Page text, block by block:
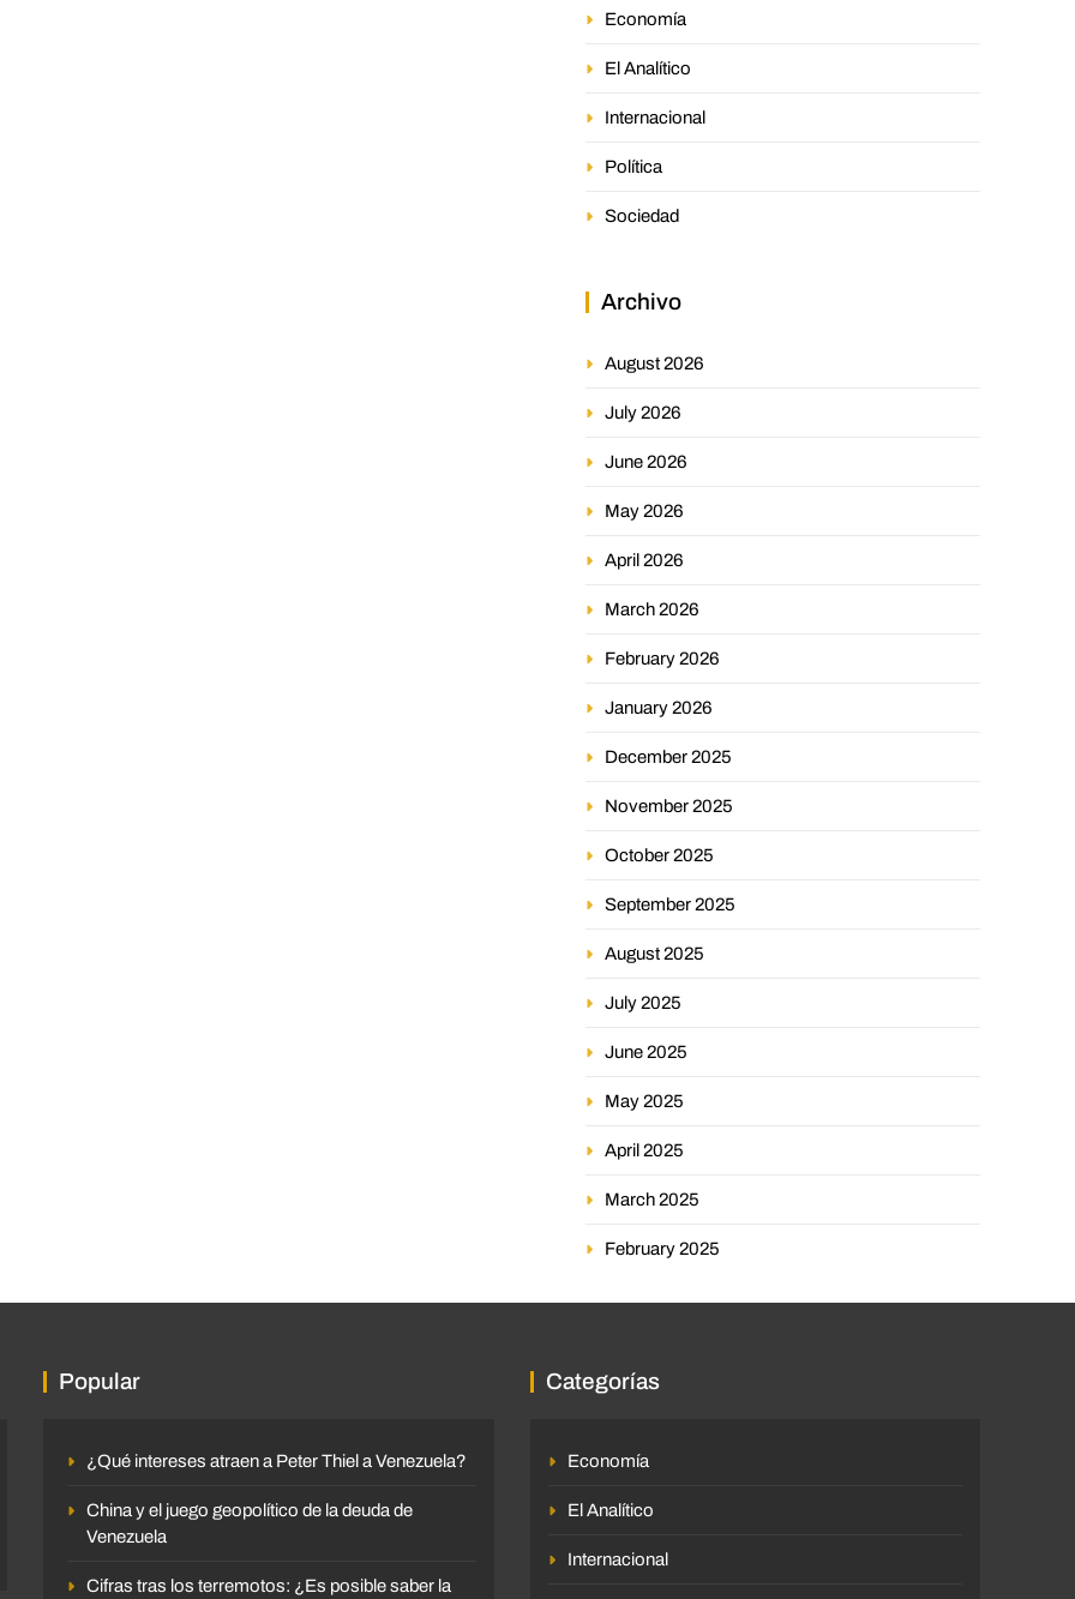
Economía
El Analítico
Internacional
Política
Sociedad
Archivo
August 2026
July 2026
June 2026
May 2026
April 2026
March 2026
February 2026
January 2026
December 2025
November 2025
October 2025
September 2025
August 2025
July 2025
June 2025
May 2025
April 2025
March 2025
February 2025
Popular
¿Qué intereses atraen a Peter Thiel a Venezuela?
China y el juego geopolítico de la deuda de
Venezuela
Cifras tras los terremotos: ¿Es posible saber la
Categorías
Economía
El Analítico
Internacional